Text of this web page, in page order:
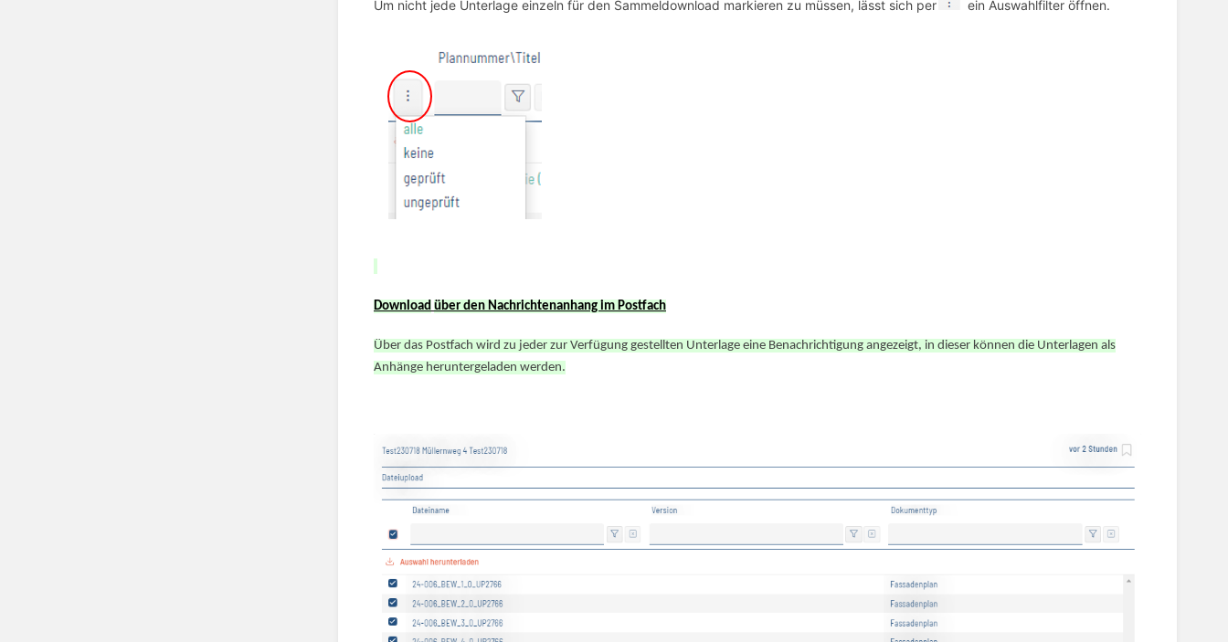
Um nicht jede Unterlage einzeln für den Sammeldownload markieren zu müssen, lässt sich per ein Auswahlfilter öffnen.
Download über den Nachrichtenanhang im Postfach
Über das Postfach wird zu jeder zur Verfügung gestellten Unterlage eine Benachrichtigung angezeigt, in dieser können die Unterlagen als
Anhänge heruntergeladen werden.